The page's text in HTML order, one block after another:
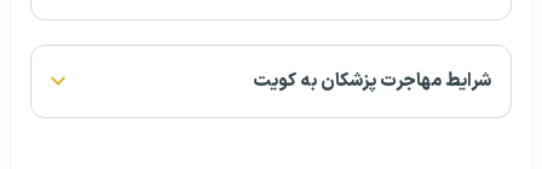
شرایط مهاجرت پزشکان به کویت